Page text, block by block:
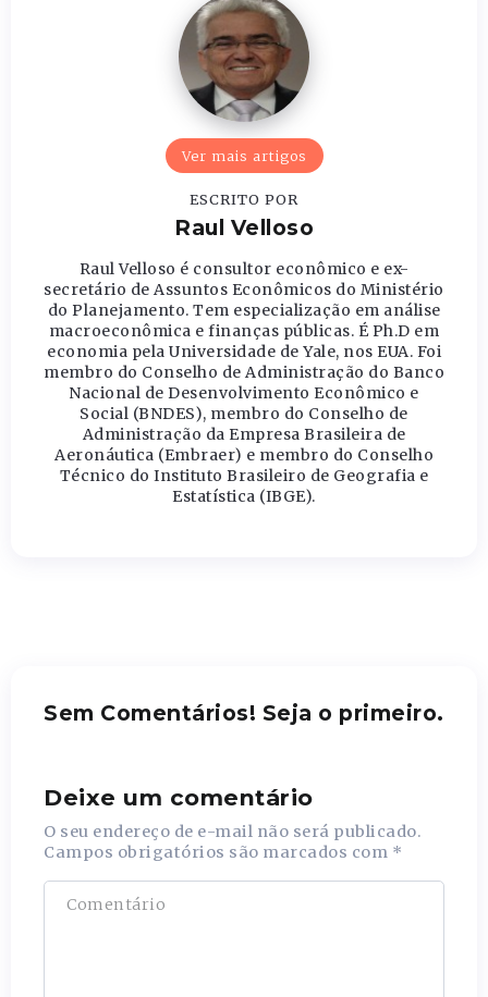
Ver mais artigos
ESCRITO POR
Raul Velloso
Raul Velloso é consultor econômico e ex-
secretário de Assuntos Econômicos do Ministério
do Planejamento. Tem especialização em análise
macroeconômica e finanças públicas. É Ph.D em
economia pela Universidade de Yale, nos EUA. Foi
membro do Conselho de Administração do Banco
Nacional de Desenvolvimento Econômico e
Social (BNDES), membro do Conselho de
Administração da Empresa Brasileira de
Aeronáutica (Embraer) e membro do Conselho
Técnico do Instituto Brasileiro de Geografia e
Estatística (IBGE).
Sem Comentários! Seja o primeiro.
Deixe um comentário
O seu endereço de e-mail não será publicado.
Campos obrigatórios são marcados com *